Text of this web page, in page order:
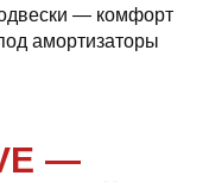
— комфорт
амортизаторы
—